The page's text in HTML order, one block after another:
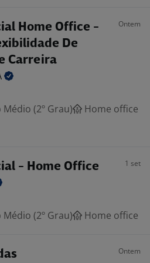
Home Office -
De
Carreira
Ontem
Médio (2º Grau)
Home office
- Home Office 1 set
Médio (2º Grau) Home office
Ontem